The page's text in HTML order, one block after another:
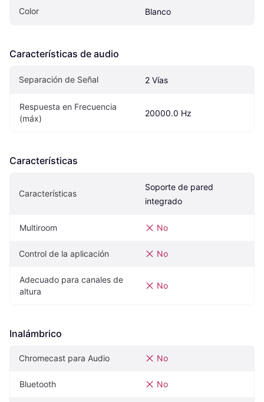
Color Blanco
Características de audio
Separación de Señal 2 Vías
Respuesta en Frecuencia
(máx)
20000.0 Hz
Características
Características
Soporte de pared
integrado
Multiroom No
Control de la aplicación No
Adecuado para canales de
altura
No
Inalámbrico
Chromecast para Audio No
Bluetooth No